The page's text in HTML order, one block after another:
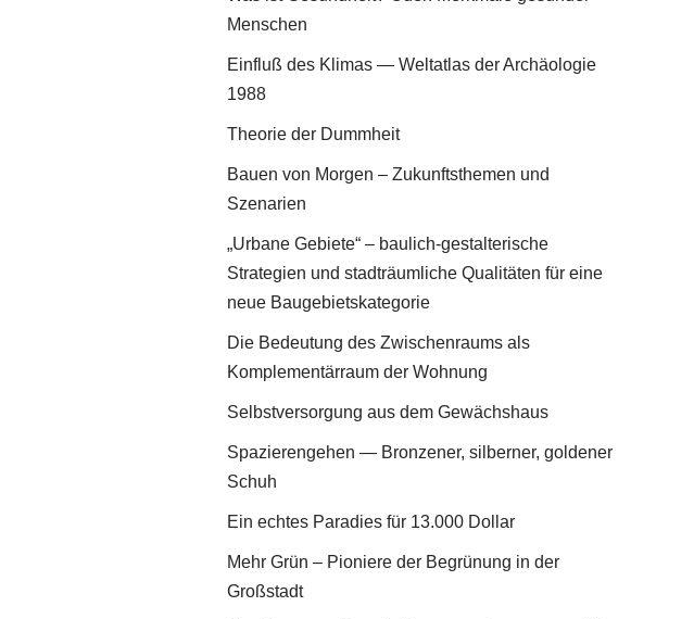
Menschen
Einfluß des Klimas — Weltatlas der Archäologie
1988
Theorie der Dummheit
Bauen von Morgen – Zukunftsthemen und
Szenarien
„Urbane Gebiete“ – baulich-gestalterische
Strategien und stadträumliche Qualitäten für eine
neue Baugebietskategorie
Die Bedeutung des Zwischenraums als
Komplementärraum der Wohnung
Selbstversorgung aus dem Gewächshaus
Spazierengehen — Bronzener, silberner, goldener
Schuh
Ein echtes Paradies für 13.000 Dollar
Mehr Grün – Pioniere der Begrünung in der
Großstadt